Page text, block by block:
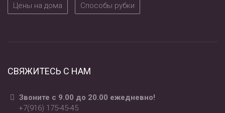
Цены на дома Способы рубки
СВЯЖИТЕСЬ С НАМ
Звоните с 9.00 до 20.00 ежедневно!
+7(916) 175-45-45